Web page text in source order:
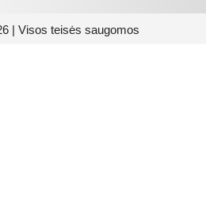
| Visos teisės saugomos